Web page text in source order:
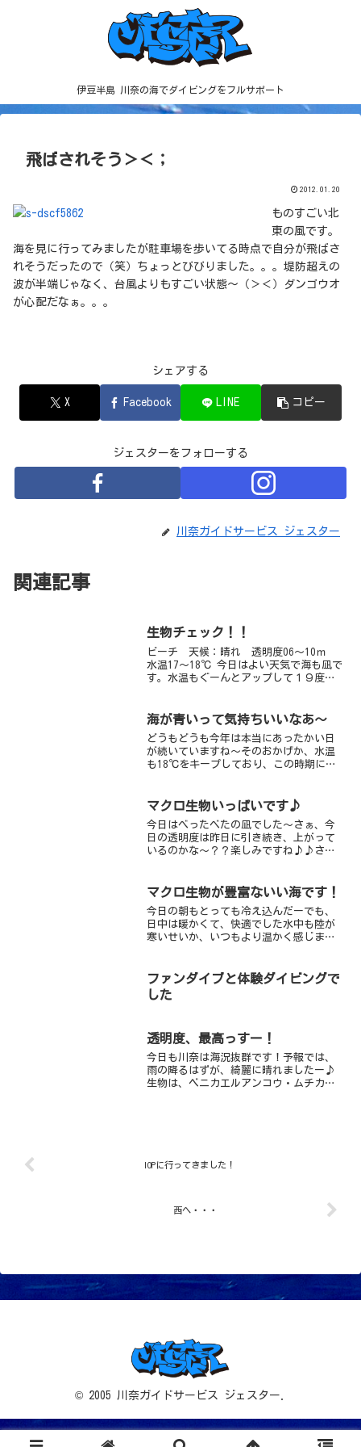
伊豆半島 川奈の海でダイビングをフルサポート
飛ばされそう＞＜；
2012.01.20
ものすごい北
東の風です。
海を見に行ってみましたが駐車場を歩いてる時点で自分が飛ばさ
れそうだったので（笑）ちょっとびびりました。。。堤防超えの
波が半端じゃなく、台風よりもすごい状態～（＞＜）ダンゴウオ
が心配だなぁ。。。
シェアする
X Facebook LINE コピー
ジェスターをフォローする
川奈ガイドサービス ジェスター
関連記事
生物チェック！！
ビーチ 天候：晴れ 透明度06～10ｍ
水温17～18℃ 今日はよい天気で海も凪で
す。水温もぐーんとアップして１９度近
た！冬眠中だったダイバーの方も、そろ
海が青いって気持ちいいなあ～
どうもどうも今年は本当にあったかい日
が続いていますね～そのおかげか、水温
も18℃をキープしており、この時期にし
持ちがいいです♪ニシキフウライウオや
マクロ生物いっぱいです♪
今日はべったべたの凪でした～さぁ、今
日の透明度は昨日に引き続き、上がって
いるのかな～？？楽しみですね♪♪さっ
度4-5ｍ程、奥に進むと5-6ｍぐらいです
マクロ生物が豊富ないい海です！
今日の朝もとっても冷え込んだーでも、
日中は暖かくて、快適でした水中も陸が
寒いせいか、いつもより温かく感じまし
ナの群れ、スズメダイの群れがきれいで
したとくにメジナは水面で...
ファンダイブと体験ダイビングで
した
透明度、最高っすー！
今日も川奈は海況抜群です！予報では、
雨の降るはずが、綺麗に晴れましたー♪
生物は、ベニカエルアンコウ・ムチカラ
IOPに行ってきました！
西へ・・・
© 2005 川奈ガイドサービス ジェスター.